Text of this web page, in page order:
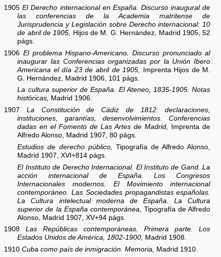
1905El Derecho internacional en España. Discurso inaugural de
las conferencias de la Academia matritense de
Jurisprudencia y Legislación sobre Derecho internacional: 10
de abril de 1905,
Hijos de M. G. Hernández, Madrid 1905, 52
págs.
1906 El problema Hispano-Americano. Discurso pronunciado al
inaugurar las Conferencias organizadas por la Unión Ibero
Americana el día 23 de abril de 1905,
Imprenta Hijos de M.
G. Hernández, Madrid 1906, 101 págs.
La cultura superior de España. El Ateneo, 1835-1905. Notas
históricas, Madrid 1906.
1907 La Constitución de Cádiz de 1812: declaraciones,
instituciones, garantías, desenvolvimientos. Conferencias
dadas en el Fomento de Las Artes de Madrid, Imprenta de
Alfredo Alonso, Madrid 1907, 80 págs.
Estudios de derecho público,
Tipografía de Alfredo Alonso,
Madrid 1907, XVI+814 págs.
El Instituto de Derecho Internacional. El Instituto de Gand. La
acción internacional de España. Los Congresos
Internacionales modernos. El Movimiento internacional
contemporáneo. Las Sociedades propagandistas españolas.
La Cultura intelectual moderna de España. La Cultura
superior de la España contemporánea,
Tipografía de Alfredo
Alonso, Madrid 1907, XV+94 págs.
1908Las Repúblicas contemporáneas. Primera parte. Los
Estados Unidos de América, 1802-1900, Madrid 1908.
1910Cuba como país de inmigración. Memoria, Madrid 1910.